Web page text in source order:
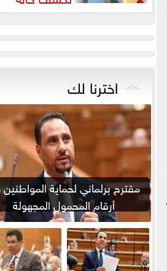
الطقس ودرجات الحرارة
اخترنا لك
مقترح برلماني لحماية
أرقام المحمول المجهولة